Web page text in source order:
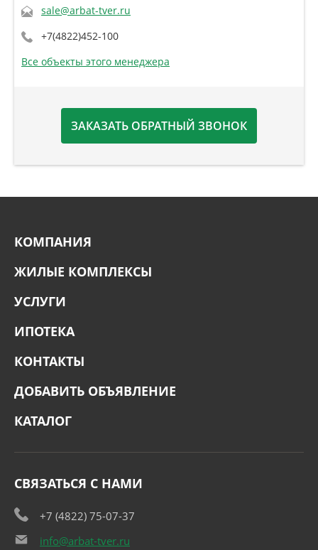
sale@arbat-tver.ru
+7(4822)452-100
Все объекты этого менеджера
ЗАКАЗАТЬ ОБРАТНЫЙ ЗВОНОК
КОМПАНИЯ
ЖИЛЫЕ КОМПЛЕКСЫ
УСЛУГИ
ИПОТЕКА
КОНТАКТЫ
ДОБАВИТЬ ОБЪЯВЛЕНИЕ
КАТАЛОГ
СВЯЗАТЬСЯ С НАМИ
+7 (4822) 75-07-37
info@arbat-tver.ru